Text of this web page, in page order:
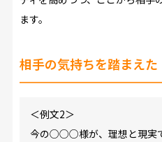
ます。
相手の気持ちを踏まえ
＜例文2＞
今の○○○様が、理想と現実